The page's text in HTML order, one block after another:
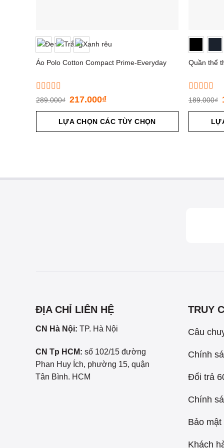
Áo Polo Cotton Compact Prime-Everyday
Được
hạng
5
289.000₫ 217.000₫
LỰA CHỌN CÁC TÙY CHỌN
Quần thể
Được
hạng
5
189.000₫
ĐỊA CHỈ LIÊN HỆ
CN Hà Nội: TP. Hà Nội
CN Tp HCM: số 102/15 đường
Phan Huy Ích, phường 15, quận
Tân Bình. HCM
TRUY
Câu
Chính
Đổi trả
Chính
Bảo
Khách